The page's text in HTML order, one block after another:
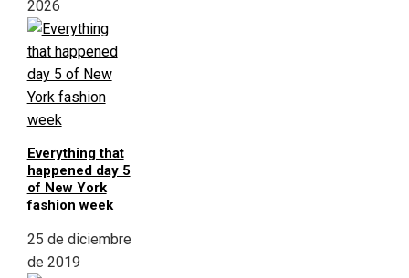
2026
Everything that
happened day 5
of New York
fashion week
25 de diciembre
de 2019